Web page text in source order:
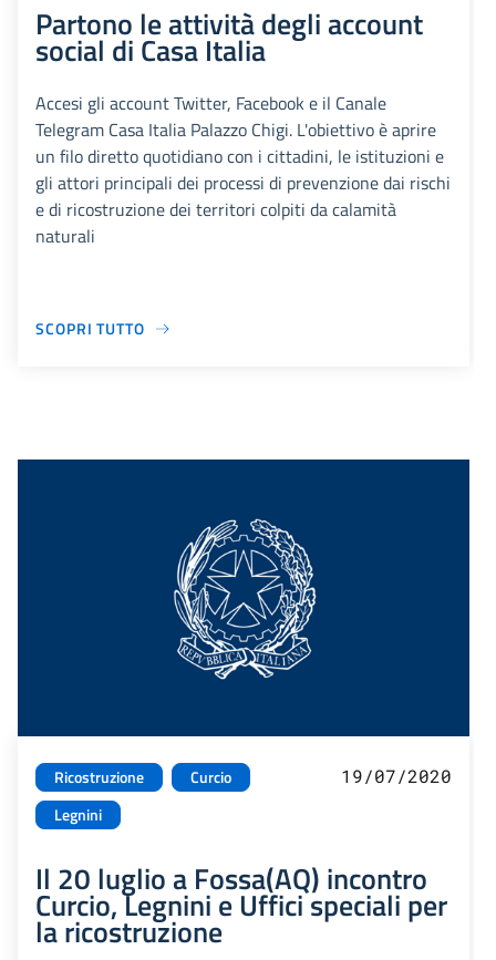
Partono le attività degli account
social di Casa Italia
Accesi gli account Twitter, Facebook e il Canale
Telegram Casa Italia Palazzo Chigi. L'obiettivo è aprire
un filo diretto quotidiano con i cittadini, le istituzioni e
gli attori principali dei processi di prevenzione dai rischi
e di ricostruzione dei territori colpiti da calamità
naturali
SCOPRI TUTTO
Ricostruzione
Curcio
Legnini
19/07/2020
Il 20 luglio a Fossa(AQ) incontro
Curcio, Legnini e Uffici speciali per
la ricostruzione